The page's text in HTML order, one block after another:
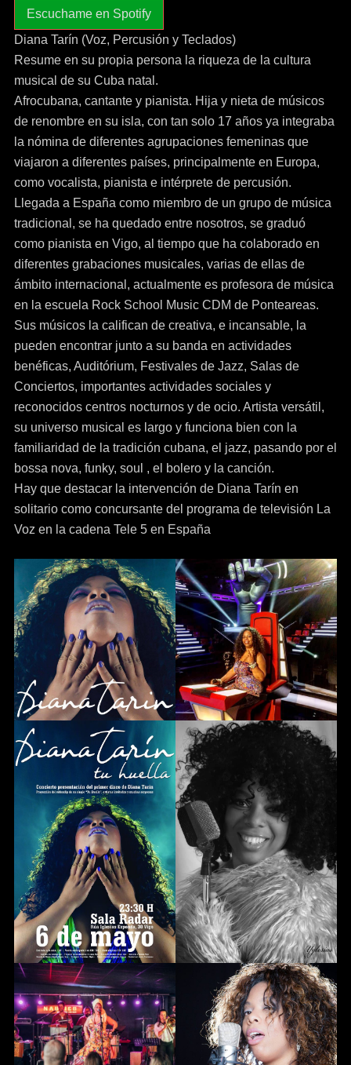
Escuchame en Spotify
Diana Tarín (Voz, Percusión y Teclados)
Resume en su propia persona la riqueza de la cultura
musical de su Cuba natal.
Afrocubana, cantante y pianista. Hija y nieta de músicos
de renombre en su isla, con tan solo 17 años ya integraba
la nómina de diferentes agrupaciones femeninas que
viajaron a diferentes países, principalmente en Europa,
como vocalista, pianista e intérprete de percusión.
Llegada a España como miembro de un grupo de música
tradicional, se ha quedado entre nosotros, se graduó
como pianista en Vigo, al tiempo que ha colaborado en
diferentes grabaciones musicales, varias de ellas de
ámbito internacional, actualmente es profesora de música
en la escuela Rock School Music CDM de Ponteareas.
Sus músicos la califican de creativa, e incansable, la
pueden encontrar junto a su banda en actividades
benéficas, Auditórium, Festivales de Jazz, Salas de
Conciertos, importantes actividades sociales y
reconocidos centros nocturnos y de ocio. Artista versátil,
su universo musical es largo y funciona bien con la
familiaridad de la tradición cubana, el jazz, pasando por el
bossa nova, funky, soul , el bolero y la canción.
Hay que destacar la intervención de Diana Tarín en
solitario como concursante del programa de televisión La
Voz en la cadena Tele 5 en España